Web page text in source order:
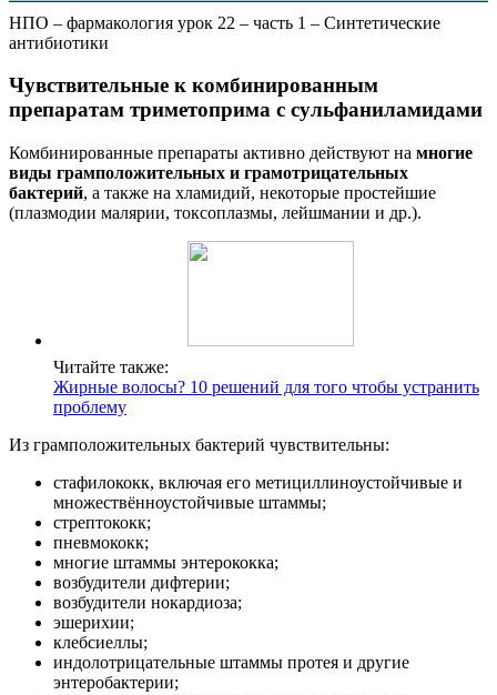
НПО – фармакология урок 22 – часть 1 – Синтетические
антибиотики
Чувствительные к комбинированным
препаратам триметоприма с сульфаниламидами
Комбинированные препараты активно действуют на многие
виды грамположительных и грамотрицательных
бактерий, а также на хламидий, некоторые простейшие
(плазмодии малярии, токсоплазмы, лейшмании и др.).
Читайте также:
Жирные волосы? 10 решений для того чтобы устранить
проблему
Из грамположительных бактерий чувствительны:
стафилококк, включая его метициллиноустойчивые и
множествённоустойчивые штаммы;
стрептококк;
пневмококк;
многие штаммы энтерококка;
возбудители дифтерии;
возбудители нокардиоза;
эшерихии;
клебсиеллы;
индолотрицательные штаммы протея и другие
энтеробактерии;